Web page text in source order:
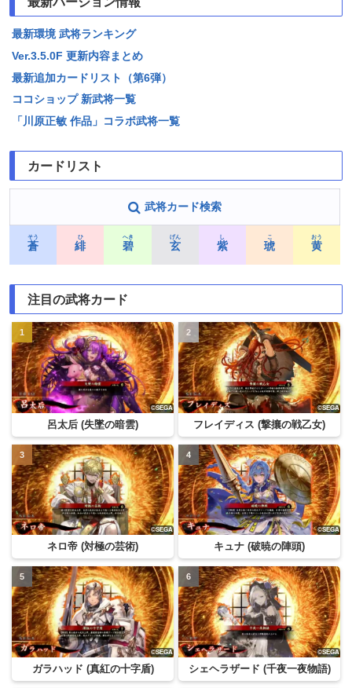
最新環境 武将ランキング
Ver.3.5.0F 更新内容まとめ
最新追加カードリスト（第6弾）
ココショップ 新武将一覧
「川原正敏 作品」コラボ武将一覧
カードリスト
武将カード検索
蒼
そう
緋
ひ
碧
へき
玄
げん
紫
し
琥
こ
黄
おう
注目の武将カード
呂太后 (失墜の暗雲) フレイディス (撃攘の戦乙女)
ネロ帝 (対極の芸術) キュナ (破暁の陣頭)
ガラハッド (真紅の十字盾) シェヘラザード (千夜一夜物語)